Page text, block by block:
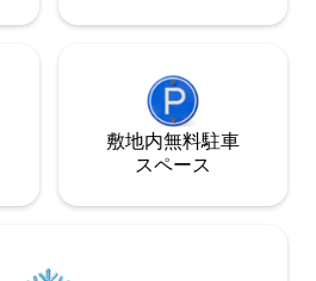
敷地内無料駐⁠車
ス⁠ペ⁠ー⁠ス